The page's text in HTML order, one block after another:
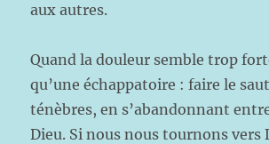
aux autres.
Quand la douleur semble trop
qu’une échappatoire : faire le
ténèbres, en s’abandonnant
Dieu. Si nous nous tournons vers